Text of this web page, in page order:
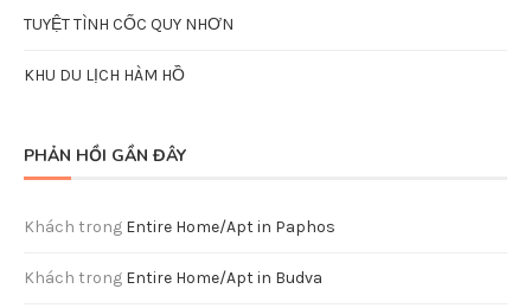
TUYỆT TÌNH CỐC QUY NHƠN
KHU DU LỊCH HÀM HỒ
PHẢN HỒI GẦN ĐÂY
Khách trong Entire Home/Apt in Paphos
Khách trong Entire Home/Apt in Budva